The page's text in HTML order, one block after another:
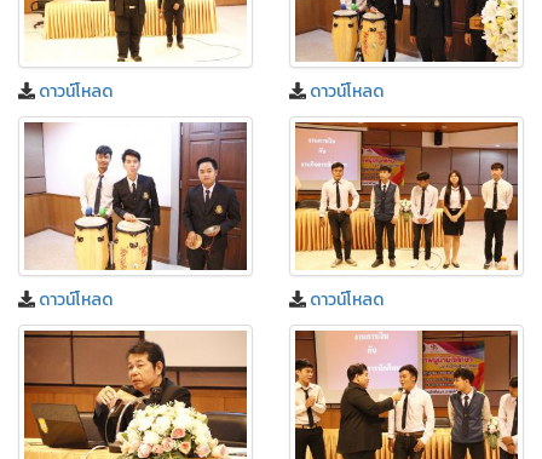
ดาวน์โหลด ดาวน์โหลด
ดาวน์โหลด ดาวน์โหลด